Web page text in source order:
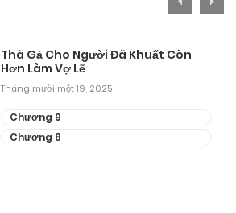
Thà Gả Cho Người Đã Khuất Còn
Hơn Làm Vợ Lẽ
Tháng mười một 19, 2025
Chương 9
Chương 8